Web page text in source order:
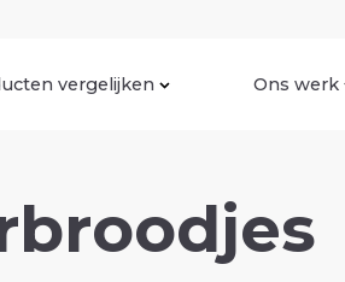
vergelijken Ons werk